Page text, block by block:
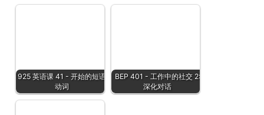
925 英语课 41 - 开始的短语
动词
BEP 401 - 工作中的社交 2:
深化对话